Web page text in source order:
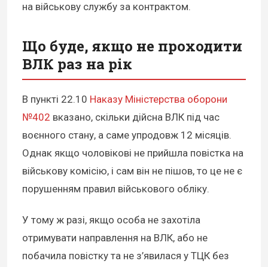
на військову службу за контрактом.
Що буде, якщо не проходити
ВЛК раз на рік
В пункті 22.10 Наказу Міністерства оборони
№402 вказано, скільки дійсна ВЛК під час
воєнного стану, а саме упродовж 12 місяців.
Однак якщо чоловікові не прийшла повістка на
військову комісію, і сам він не пішов, то це не є
порушенням правил військового обліку.
У тому ж разі, якщо особа не захотіла
отримувати направлення на ВЛК, або не
побачила повістку та не з’явилася у ТЦК без